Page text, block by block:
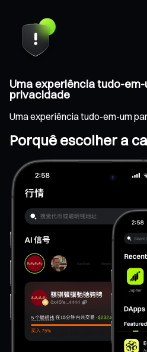
Uma experiência tudo-em-
privacidade
Uma experiência tudo-em-um
Porquê escolher a